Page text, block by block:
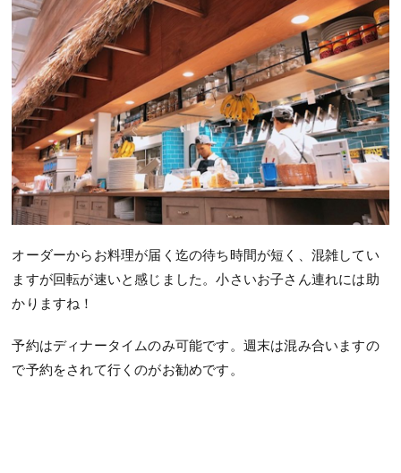
オーダーからお料理が届く迄の待ち時間が短く、混雑してい
ますが回転が速いと感じました。小さいお子さん連れには助
かりますね！
予約はディナータイムのみ可能です。週末は混み合いますの
で予約をされて行くのがお勧めです。